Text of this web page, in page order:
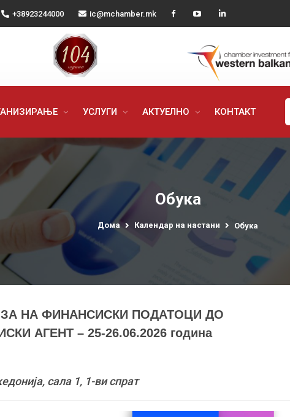
+38923244000 ic@mchamber.mk
УСЛУГИ АКТУЕЛНО КОНТАКТ
Обука
Дома Календар на настани Обука
НА ФИНАНСИСКИ ПОДАТОЦИ ДО
АГЕНТ – 25-26.06.2026 година
сала 1, 1-ви спрат